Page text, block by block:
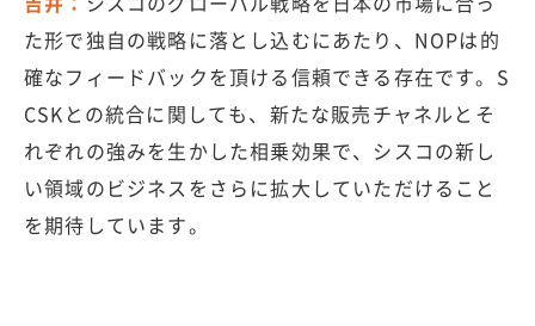
た形で独自の戦略に落とし込むにあたり、NOPは的
確なフィードバックを頂ける信頼できる存在です。S
CSKとの統合に関しても、新たな販売チャネルとそ
れぞれの強みを生かした相乗効果で、シスコの新し
い領域のビジネスをさらに拡大していただけること
を期待しています。